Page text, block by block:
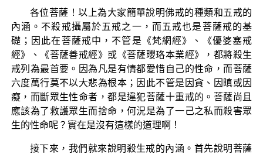
各位菩薩！以上為大家簡單說明佛戒的種類和五戒的
內涵。不殺戒攝屬於五戒之一，而五戒也是菩薩戒的基
礎；因此在菩薩戒中，不管是《梵網經》、《優婆塞戒
經》、《菩薩善戒經》或《菩薩瓔珞本業經》，都將殺生
戒列為最首要。因為凡是有情都愛惜自己的性命，而菩薩
六度萬行莫不以大悲為根本；因此不管是因貪、因瞋或因
癡，而斷眾生性命者，都是違犯菩薩十重戒的。菩薩尚且
應該為了救護眾生而捨命，何況是為了一己之私而殺害眾
生的性命呢？實在是沒有這樣的道理啊！
接下來，我們就來說明殺生戒的內涵。首先說明菩薩